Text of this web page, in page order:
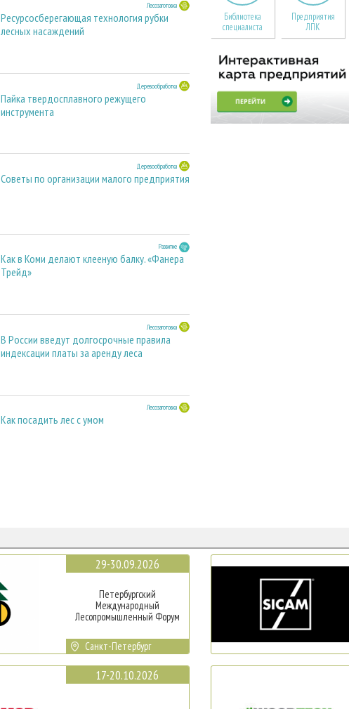
Лесозаготовка
Ресурсосберегающая технология рубки
лесных насаждений
Деревообработка
Пайка твердосплавного режущего
инструмента
Деревообработка
Советы по организации малого предприятия
Развитие
Как в Коми делают клееную балку. «Фанера
Трейд»
Лесозаготовка
В России введут долгосрочные правила
индексации платы за аренду леса
Лесозаготовка
Как посадить лес с умом
Библиотека
специалиста
Предприятия
ЛПК
29-30.09.2026
Петербургский
Международный
Лесопромышленный Форум
Санкт-Петербург
17-20.10.2026